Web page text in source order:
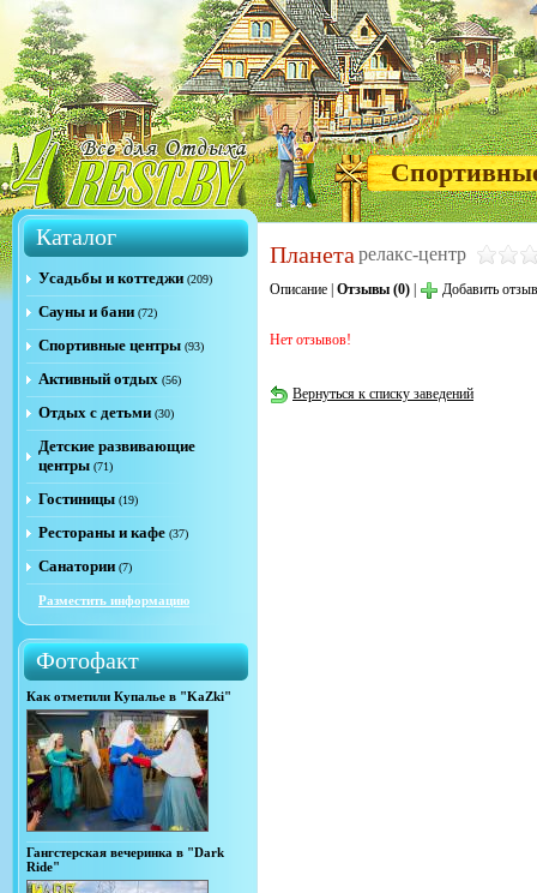
Каталог
Усадьбы и коттеджи (209)
Сауны и бани (72)
Спортивные центры (93)
Активный отдых (56)
Отдых с детьми (30)
Детские развивающие
центры (71)
Гостиницы (19)
Рестораны и кафе (37)
Санатории (7)
Разместить информацию
Фотофакт
Как отметили Купалье в "KaZki"
Гангстерская вечеринка в "Dark
Ride"
Планета релакс-центр
Описание Отзывы (0) Добавить отзыв
Нет отзывов!
Вернуться к списку заведений